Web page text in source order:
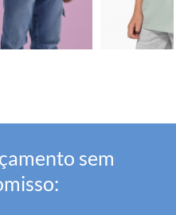
sem